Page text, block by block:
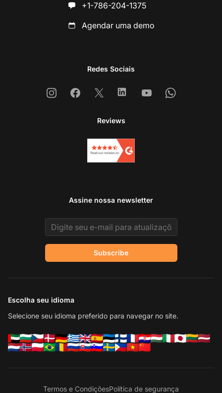
+1-786-204-1375
Agendar uma demo
Redes Sociais
InstagramFacebook
X LinkedinYoutubeWhatsapp
Reviews
Assine nossa newsletter
Email address
Subscribe
Escolha seu idioma
Selecione seu idioma preferido para navegar no site.
Termos e CondiçõesPolítica de segurança